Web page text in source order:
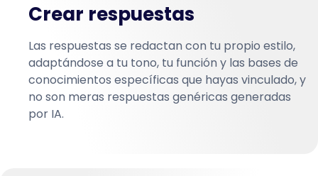
Crear respuestas
Las respuestas se redactan con tu propio estilo,
adaptándose a tu tono, tu función y las bases de
conocimientos específicas que hayas vinculado, y
no son meras respuestas genéricas generadas
por IA.